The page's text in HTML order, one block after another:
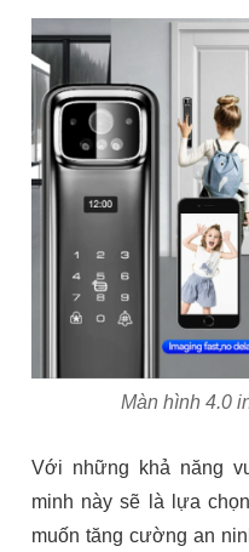
Màn hình 4.0
Với những khả năng
minh này sẽ là lựa
muốn tăng cường an